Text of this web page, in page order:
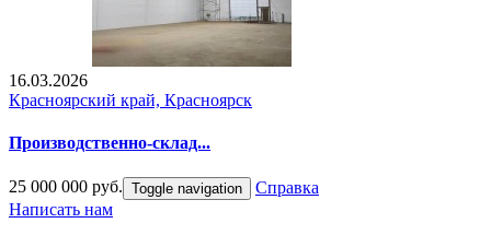
16.03.2026
Красноярский край, Красноярск
Производственно-склад...
25 000 000 руб. Toggle navigation
Справка
Написать нам